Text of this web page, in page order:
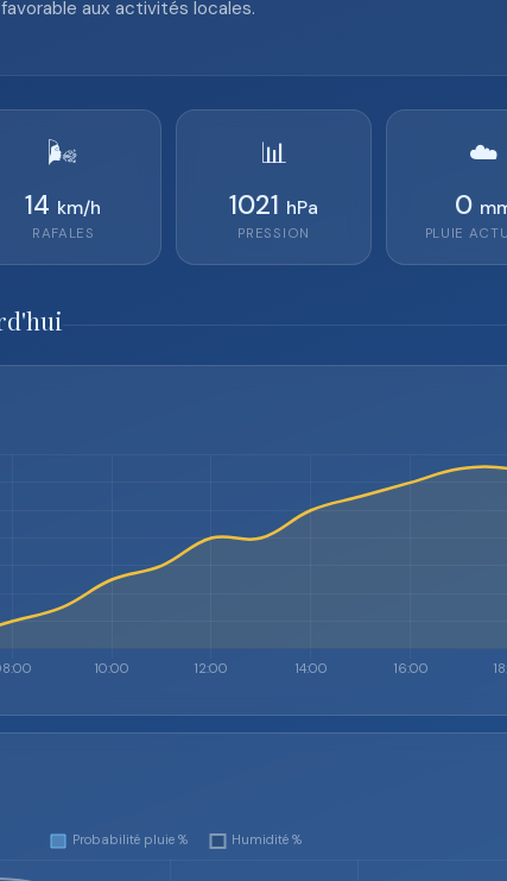
aux activités locales.
🌬️
14 km/h
RAFALES
📊
1021 hPa
PRESSION
☁️
0
PLUIE